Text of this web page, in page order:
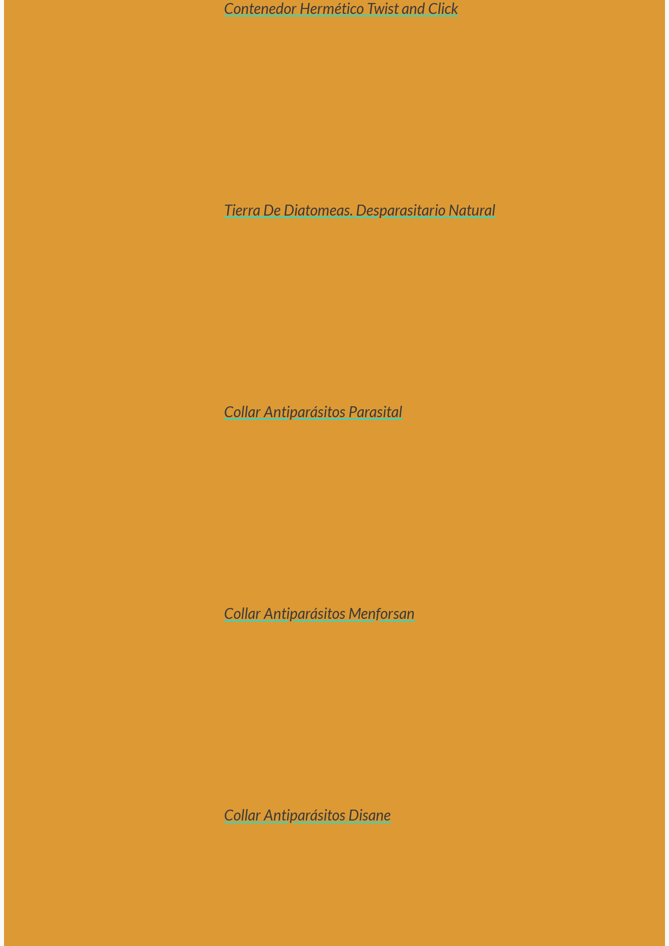
Contenedor Hermético Twist and Click
Tierra De Diatomeas. Desparasitario Natural
Collar Antiparásitos Parasital
Collar Antiparásitos Menforsan
Collar Antiparásitos Disane